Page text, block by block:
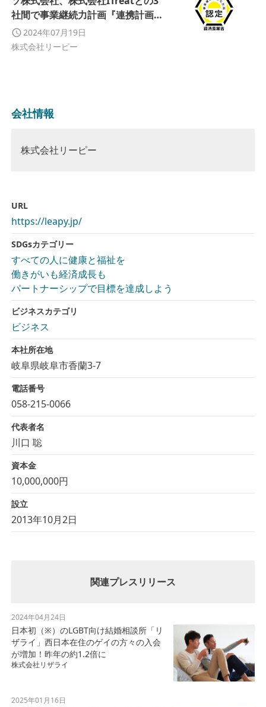
社間で事業継続力計画『連携計画』
を策定。経済産業省の認定を取得い
たしました。
2024年07月19日
株式会社リーピー
会社情報
株式会社リーピー
URL
https://leapy.jp/
SDGsカテゴリー
すべての人に健康と福祉を
働きがいも経済成長も
パートナーシップで目標を達成しよう
ビジネスカテゴリ
ビジネス
本社所在地
岐阜県岐阜市香蘭3-7
電話番号
058-215-0066
代表者名
川口 聡
資本金
10,000,000円
設立
2013年10月2日
関連プレスリリース
2024年04月24日
日本初（※）のLGBT向け結婚相談所「リ
ザライ」西日本在住のゲイの方々の入会
が増加！昨年の約1.2倍に
株式会社リザライ
2025年01月16日